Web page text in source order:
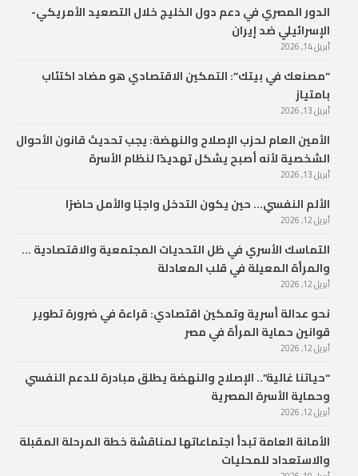
الدور المصري في دعم دول الخليج خلال التصعيد الأمريكي-
الإسرائيلي ضد إيران
أبريل 14, 2026
“مصنعك في بيتك”: التمكين الاقتصادي هو مضاد اكتئاب
بامتياز
أبريل 13, 2026
الأمين العام لحزب الإصلاح والنهضة: يجب تحديث قانون الأحوال
الشخصية لأنه أصبح يشكل تهديدًا لنظام الأسرة
أبريل 13, 2026
الألم النفسي… حين يكون التدخل واجبًا والأمل حاضرًا
أبريل 12, 2026
التماسك الأسري في ظل التحديات المجتمعية والاقتصادية …
والمرأة المعيلة في قلب المعادلة
أبريل 12, 2026
نحو عدالة أسرية وتمكين اقتصادي: قراءة في ضرورة تطوير
قوانين حماية المرأة في مصر
أبريل 12, 2026
“حياتنا غالية”.. الإصلاح والنهضة يطلق مبادرة للدعم النفسي
وحماية الأسرة المصرية
أبريل 12, 2026
الأمانة العامة تبدأ اجتماعاتها لمناقشة خطة المرحلة المقبلة
والاستعداد للمحليات